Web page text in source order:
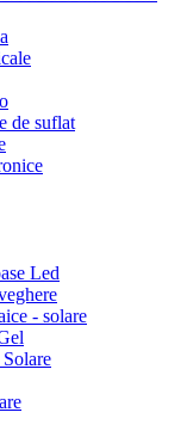
de suflat
Led
- solare